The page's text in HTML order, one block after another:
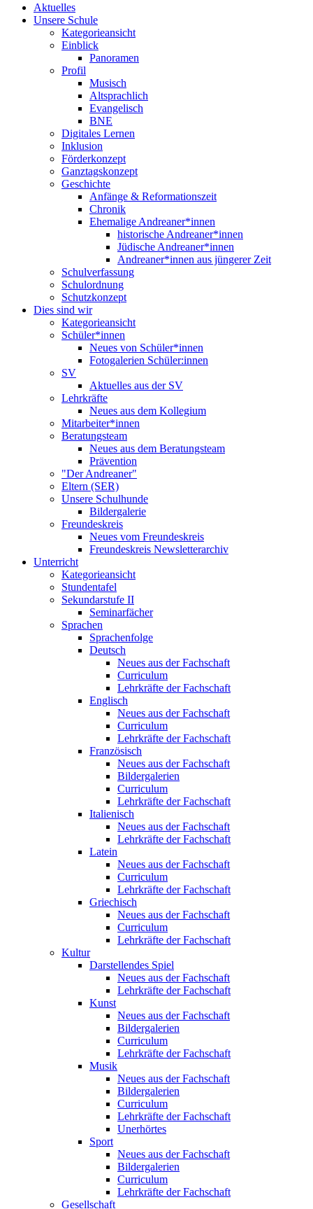
Aktuelles
Unsere Schule
Kategorieansicht
Einblick
Panoramen
Profil
Musisch
Altsprachlich
Evangelisch
BNE
Digitales Lernen
Inklusion
Förderkonzept
Ganztagskonzept
Geschichte
Anfänge & Reformationszeit
Chronik
Ehemalige Andreaner*innen
historische Andreaner*innen
Jüdische Andreaner*innen
Andreaner*innen aus jüngerer Zeit
Schulverfassung
Schulordnung
Schutzkonzept
Dies sind wir
Kategorieansicht
Schüler*innen
Neues von Schüler*innen
Fotogalerien Schüler:innen
SV
Aktuelles aus der SV
Lehrkräfte
Neues aus dem Kollegium
Mitarbeiter*innen
Beratungsteam
Neues aus dem Beratungsteam
Prävention
"Der Andreaner"
Eltern (SER)
Unsere Schulhunde
Bildergalerie
Freundeskreis
Neues vom Freundeskreis
Freundeskreis Newsletterarchiv
Unterricht
Kategorieansicht
Stundentafel
Sekundarstufe II
Seminarfächer
Sprachen
Sprachenfolge
Deutsch
Neues aus der Fachschaft
Curriculum
Lehrkräfte der Fachschaft
Englisch
Neues aus der Fachschaft
Curriculum
Lehrkräfte der Fachschaft
Französisch
Neues aus der Fachschaft
Bildergalerien
Curriculum
Lehrkräfte der Fachschaft
Italienisch
Neues aus der Fachschaft
Lehrkräfte der Fachschaft
Latein
Neues aus der Fachschaft
Curriculum
Lehrkräfte der Fachschaft
Griechisch
Neues aus der Fachschaft
Curriculum
Lehrkräfte der Fachschaft
Kultur
Darstellendes Spiel
Neues aus der Fachschaft
Lehrkräfte der Fachschaft
Kunst
Neues aus der Fachschaft
Bildergalerien
Curriculum
Lehrkräfte der Fachschaft
Musik
Neues aus der Fachschaft
Bildergalerien
Curriculum
Lehrkräfte der Fachschaft
Unerhörtes
Sport
Neues aus der Fachschaft
Bildergalerien
Curriculum
Lehrkräfte der Fachschaft
Gesellschaft